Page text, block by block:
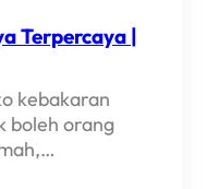
Terpercaya |
kebakaran
boleh orang